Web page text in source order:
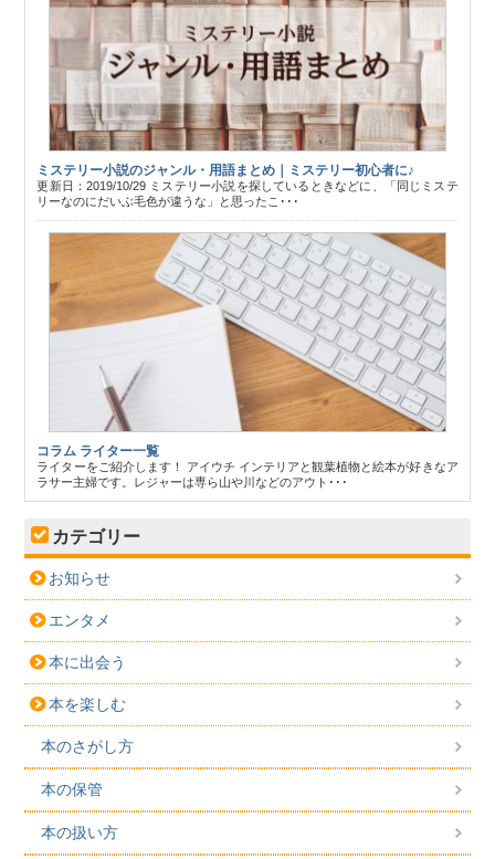
ミステリー小説のジャンル・用語まとめ｜ミステリー初心者に♪
更新日：2019/10/29 ミステリー小説を探しているときなどに、「同じミステ
リーなのにだいぶ毛色が違うな」と思ったこ･･･
コラム ライター一覧
ライターをご紹介します！ アイウチ インテリアと観葉植物と絵本が好きなア
ラサー主婦です。レジャーは専ら山や川などのアウト･･･
カテゴリー
お知らせ
エンタメ
本に出会う
本を楽しむ
本のさがし方
本の保管
本の扱い方